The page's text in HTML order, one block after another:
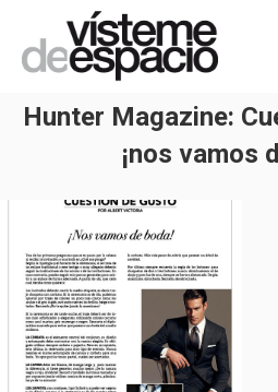
Hunter Magazine:
¡nos vamos